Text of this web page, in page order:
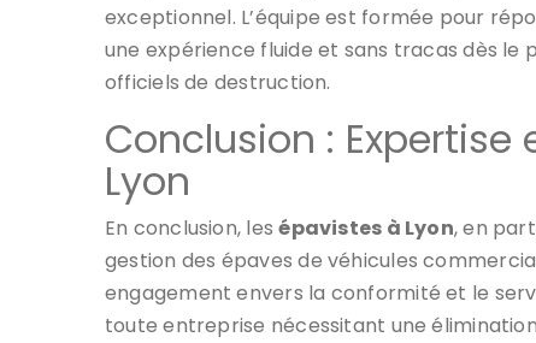
exceptionnel. L’équipe est formée pour
une expérience fluide et sans tracas dès le
officiels de destruction.
Conclusion :
Lyon
En conclusion, lesépavistes à Lyon, en
gestion des épaves de véhicules
engagement envers la conformité et le
toute entreprise nécessitant une